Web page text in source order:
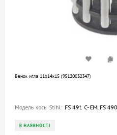
Венок игла 11х14х15 (95120032347)
Модель косы Stihl: FS 491 C- EM, FS 490 C-
В НАЯВНОСТІ